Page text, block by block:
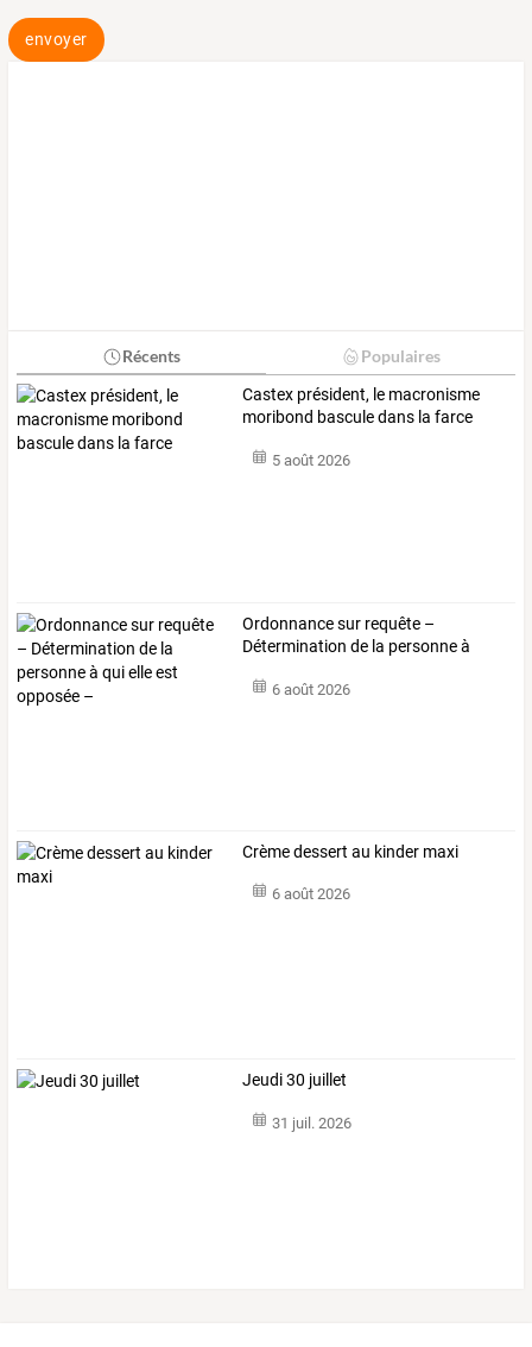
envoyer
Récents Populaires
Castex président, le macronisme
moribond bascule dans la farce
5 août 2026
Ordonnancesur requête –
Détermination de la personneà
6 août 2026
Crème dessert au kinder maxi
6 août 2026
Jeudi 30 juillet
31 juil. 2026